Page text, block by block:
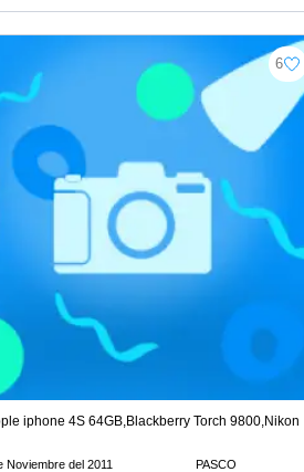
TLF:4082380
6
iphone 4S 64GB,Blackberry Torch 9800,Nikon
Noviembre del 2011 PASCO